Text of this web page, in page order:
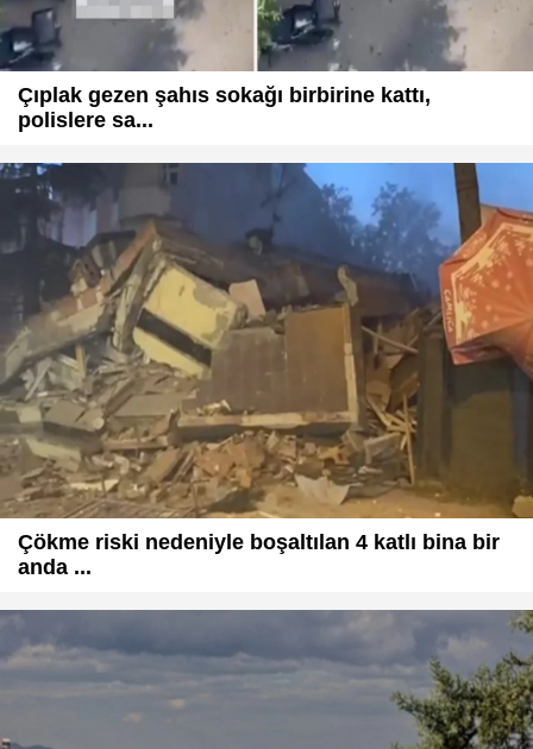
Çıplak gezen şahıs sokağı birbirine kattı,
polislere sa...
Çökme riski nedeniyle boşaltılan 4 katlı bina bir
anda ...